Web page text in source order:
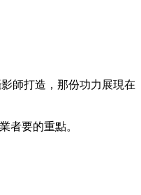
師打造，那份功力展現在
要的重點。